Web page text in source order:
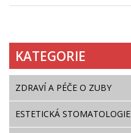
KATEGORIE
ZDRAVÍ A PÉČE O ZUBY
ESTETICKÁ STOMATOLOGIE